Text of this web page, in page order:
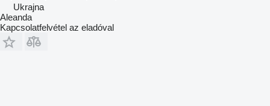
Ukrajna
Aleanda
Kapcsolatfelvétel az eladóval